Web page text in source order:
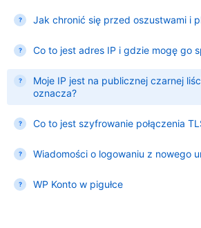
Jak chronić się przed oszustwami i
Co to jest adres IP i gdzie mogę go
Moje IP jest na publicznej czarnej
oznacza?
Co to jest szyfrowanie połączenia
Wiadomości o logowaniu z nowego
WP Konto w pigułce